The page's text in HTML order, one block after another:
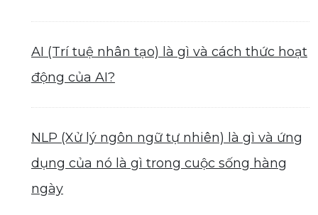
AI (Trí tuệ nhân tạo) là gì và cách thức hoạt
động của AI?
NLP (Xử lý ngôn ngữ tự nhiên) là gì và ứng
dụng của nó là gì trong cuộc sống hàng
ngày